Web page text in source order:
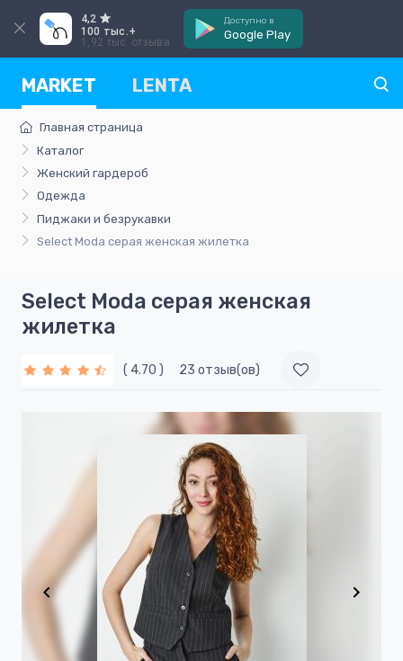
4,2
100 тыс.+
1,92 тыс. отзыва
Доступно в
Google Play
MARKET LENTA
Главная страница
Каталог
Женский гардероб
Одежда
Пиджаки и безрукавки
Select Moda серая женская жилетка
Select Moda серая женская
жилетка
( 4.70 ) 23 отзыв(ов)